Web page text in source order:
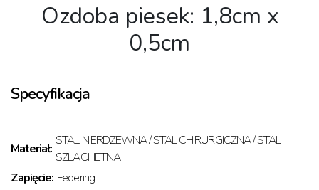
Ozdoba piesek: 1,8cm x
0,5cm
Specyfikacja
Materiał:
STAL NIERDZEWNA / STAL CHIRURGICZNA / STAL
SZLACHETNA
Zapięcie: Federing